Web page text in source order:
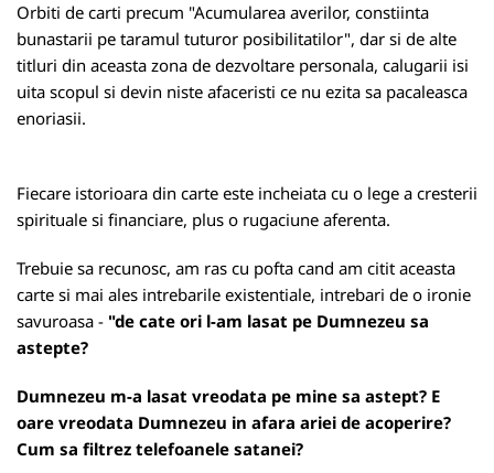
Orbiti de carti precum "Acumularea averilor, constiinta
bunastarii pe taramul tuturor posibilitatilor", dar si de alte
titluri din aceasta zona de dezvoltare personala, calugarii isi
uita scopul si devin niste afaceristi ce nu ezita sa pacaleasca
enoriasii.
Fiecare istorioara din carte este incheiata cu o lege a cresterii
spirituale si financiare, plus o rugaciune aferenta.
Trebuie sa recunosc, am ras cu pofta cand am citit aceasta
carte si mai ales intrebarile existentiale, intrebari de o ironie
savuroasa - "de cate ori l-am lasat pe Dumnezeu sa
astepte?
Dumnezeu m-a lasat vreodata pe mine sa astept? E
oare vreodata Dumnezeu in afara ariei de acoperire?
Cum sa filtrez telefoanele satanei?